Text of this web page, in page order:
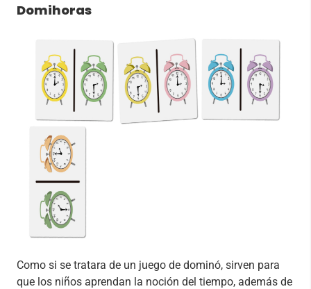
Domihoras
Como si se tratara de un juego de dominó, sirven para
que los niños aprendan la noción del tiempo, además de